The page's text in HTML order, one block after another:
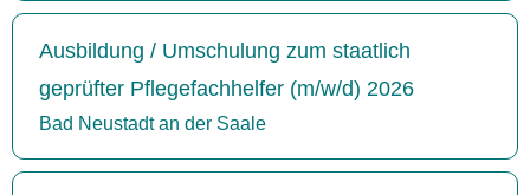
Ausbildung / Umschulung zum staatlich
geprüfter Pflegefachhelfer (m/w/d) 2026
Bad Neustadt an der Saale